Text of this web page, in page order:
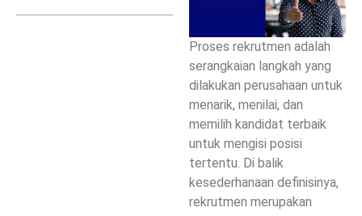
Proses rekrutmen adalah
serangkaian langkah yang
dilakukan perusahaan untuk
menarik, menilai, dan
memilih kandidat terbaik
untuk mengisi posisi
tertentu. Di balik
kesederhanaan definisinya,
rekrutmen merupakan